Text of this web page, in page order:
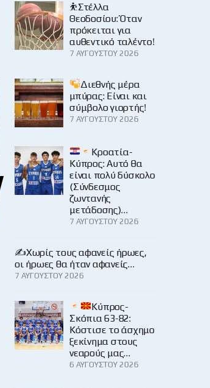
⛹️Στέλλα
Θεοδοσίου: Όταν
πρόκειται για
αυθεντικό ταλέντο!
7 ΑΥΓΟΎΣΤΟΥ 2026
Διεθνής μέρα
μπύρας: Είναι και
σύμβολο γιορτής!
7 ΑΥΓΟΎΣΤΟΥ 2026
Κροατία-
Κύπρος: Αυτό θα
είναι πολύ δύσκολο
(Σύνδεσμος
ζωντανής
μετάδοσης)…
7 ΑΥΓΟΎΣΤΟΥ 2026
✍️Χωρίς τους αφανείς ήρωες,
οι ήρωες θα ήταν αφανείς…
7 ΑΥΓΟΎΣΤΟΥ 2026
Κύπρος-
Σκόπια 63-82:
Κόστισε το άσχημο
ξεκίνημα στους
νεαρούς μας…
6 ΑΥΓΟΎΣΤΟΥ 2026